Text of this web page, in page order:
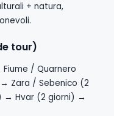
+ natura,
tour)
/ Quarnero
Zara / Sebenico (2
→ Hvar (2 giorni) →